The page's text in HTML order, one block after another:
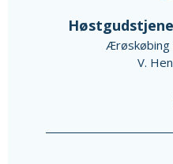
Ærøskøbing
V.